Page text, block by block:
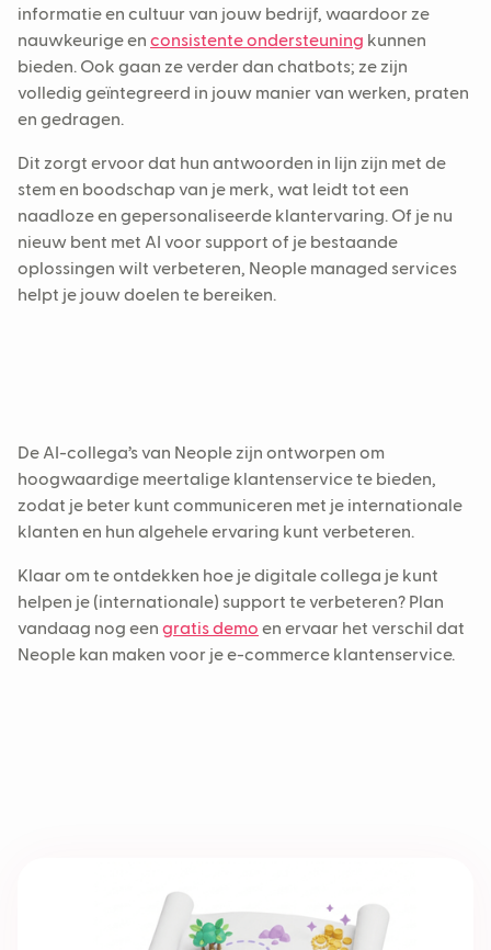
informatie en cultuur van jouw bedrijf, waardoor ze
nauwkeurige en consistente ondersteuning kunnen
bieden. Ook gaan ze verder dan chatbots; ze zijn
volledig geïntegreerd in jouw manier van werken, praten
en gedragen.
Dit zorgt ervoor dat hun antwoorden in lijn zijn met de
stem en boodschap van je merk, wat leidt tot een
naadloze en gepersonaliseerde klantervaring. Of je nu
nieuw bent met AI voor support of je bestaande
oplossingen wilt verbeteren, Neople managed services
helpt je jouw doelen te bereiken.
De AI-collega’s van Neople zijn ontworpen om
hoogwaardige meertalige klantenservice te bieden,
zodat je beter kunt communiceren met je internationale
klanten en hun algehele ervaring kunt verbeteren.
Klaar om te ontdekken hoe je digitale collega je kunt
helpen je (internationale) support te verbeteren? Plan
vandaag nog een gratis demo en ervaar het verschil dat
Neople kan maken voor je e-commerce klantenservice.